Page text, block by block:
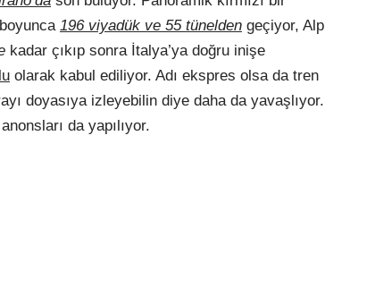
196 viyadük ve 55 tünelden geçiyor, Alp
kadar çıkıp sonra İtalya’ya doğru inişe
olarak kabul ediliyor. Adı ekspres olsa da tren
doyasıya izleyebilin diye daha da yavaşlıyor.
da yapılıyor.